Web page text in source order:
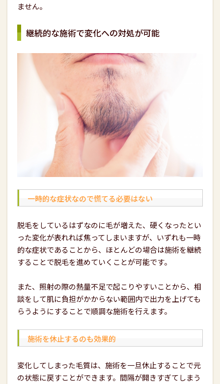
ません。
継続的な施術で変化への対処が可能
一時的な症状なので慌てる必要はない
脱毛をしているはずなのに毛が増えた、硬くなったとい
った変化が表れれば焦ってしまいますが、いずれも一時
的な症状であることから、ほとんどの場合は施術を継続
することで脱毛を進めていくことが可能です。
また、照射の際の熱量不足で起こりやすいことから、相
談をして肌に負担がかからない範囲内で出力を上げても
らうようにすることで順調な施術を行えます。
施術を休止するのも効果的
変化してしまった毛質は、施術を一旦休止することで元
の状態に戻すことができます。間隔が開きすぎてしまう